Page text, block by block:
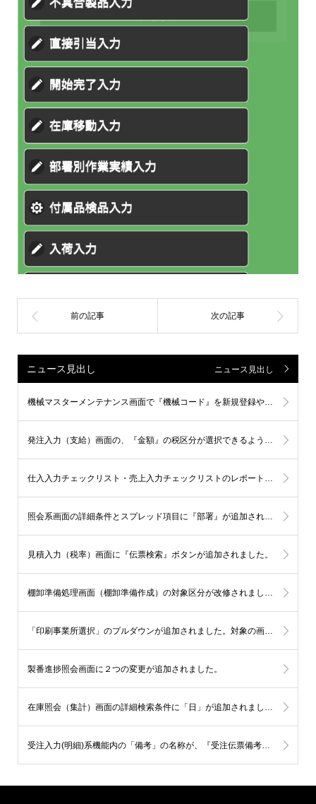
ニュース見出し ニュース見出し
機械マスターメンテナンス画面で『機械コード』を新規登録や更新すると、ワークセンターマスター登録画面の『機械』に同時反映されるようになりました。
発注入力（支給）画面の、『金額』の税区分が選択できるようになりました。
仕入入力チェックリスト・売上入力チェックリストのレポート情報に 『消費税額』『消費税区分』『税率(%) 』が追加されました。
照会系画面の詳細条件とスプレッド項目に『部署』が追加されました。
見積入力（税率）画面に『伝票検索』ボタンが追加されました。
棚卸準備処理画面（棚卸準備作成）の対象区分が改修されました。
「印刷事業所選択」のプルダウンが追加されました。対象の画面は下記の5画面になります。
製番進捗照会画面に２つの変更が追加されました。
在庫照会（集計）画面の詳細検索条件に「日」が追加されました。
受注入力(明細)系機能内の「備考」の名称が、『受注伝票備考・上／ 受注伝票備考・下』に統一されました。